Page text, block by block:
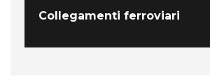
Collegamenti ferroviari